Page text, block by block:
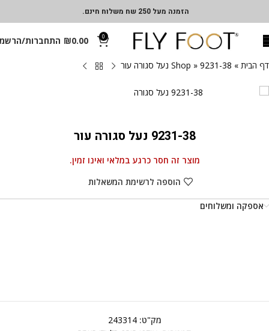
הזמנה מעל 250 שח משלוח חינם.
0
₪0.00 התחברות/
דף הבית »
Shop » 9231-38 נעל סגורה עור
9231-38 נעל סגורה עור
מוצר זה חסר כרגע במלאי ואינו זמין.
הוספה לרשימת המשאלות
אספקה ומשלוחים
מק"ט:243314